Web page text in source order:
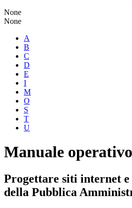
None
None
A
B
C
D
E
I
M
O
S
T
U
Manuale
Progettare siti internet
della Pubblica